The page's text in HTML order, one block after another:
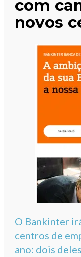
com
novos
O Bankinter
centros de
ano: dois